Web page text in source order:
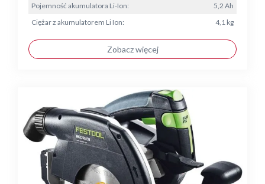
Pojemność akumulatora Li-Ion:
5,2 Ah
Ciężar z akumulatorem Li Ion:
4,1 kg
Zobacz więcej